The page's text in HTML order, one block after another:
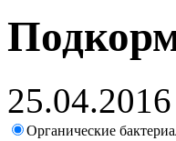
25.04.2016
Органические